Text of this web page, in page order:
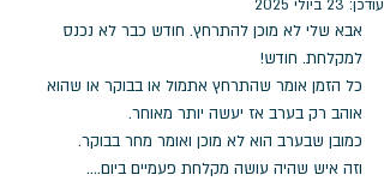
עודכן: 23 ביולי 2025
אבא שלי לא מוכן להתרחץ. חודש כבר לא נכנס
למקלחת. חודש!
כל הזמן אומר שהתרחץ אתמול או בבוקר או שהוא
אוהב רק בערב אז יעשה יותר מאוחר.
כמובן שבערב הוא לא מוכן ואומר מחר בבוקר.
וזה איש שהיה עושה מקלחת פעמיים ביום....